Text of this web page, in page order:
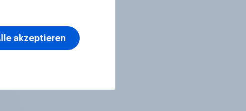
akzeptieren